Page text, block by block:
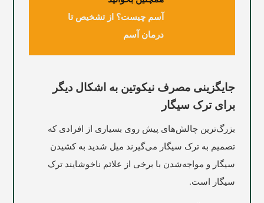
آسم چیست؟ از تشخیص تا
درمان آسم
جایگزینی مصرف نیکوتین به اشکال دیگر
برای ترک سیگار
بزرگ‌ترین چالش‌های پیش روی بسیاری از افرادی که
تصمیم به ترک سیگار می‌گیرند میل شدید به کشیدن
سیگار و مواجه‌شدن با برخی از علائم ناخوشایند ترک
سیگار است.